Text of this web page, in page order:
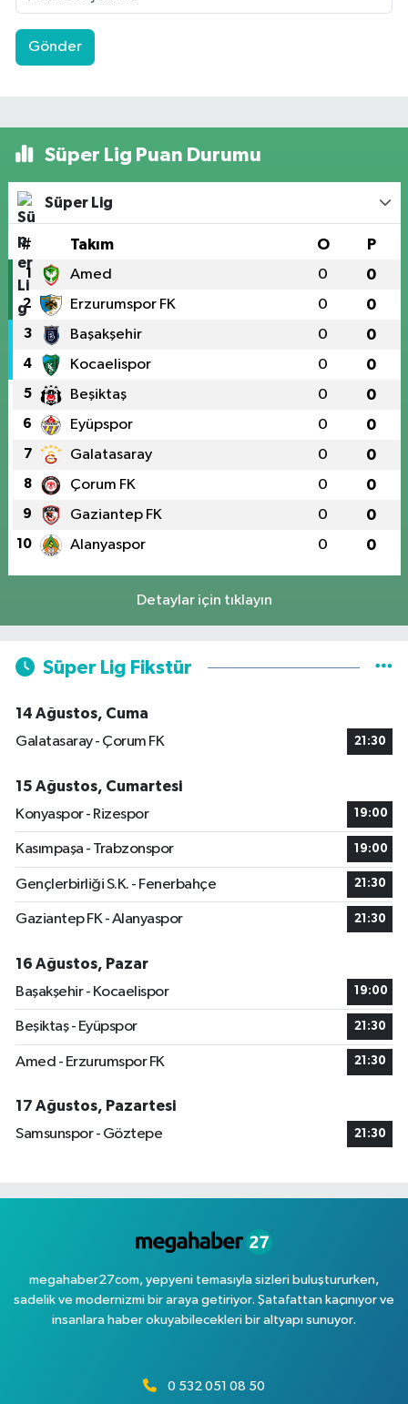
Gönder
Süper Lig Puan Durumu
Süper Lig
# Takım O P
1 Amed 0 0
2 Erzurumspor FK 0 0
3 Başakşehir 0 0
4 Kocaelispor 0 0
5 Beşiktaş 0 0
6 Eyüpspor 0 0
7 Galatasaray 0 0
8 Çorum FK 0 0
9 Gaziantep FK 0 0
10 Alanyaspor 0 0
Detaylar için tıklayın
Süper Lig Fikstür
14 Ağustos, Cuma
Galatasaray - Çorum FK
21:30
15 Ağustos, Cumartesi
Konyaspor - Rizespor
19:00
Kasımpaşa - Trabzonspor 19:00
Gençlerbirliği S.K. - Fenerbahçe 21:30
Gaziantep FK - Alanyaspor 21:30
16 Ağustos, Pazar
Başakşehir - Kocaelispor
19:00
Beşiktaş - Eyüpspor 21:30
Amed - Erzurumspor FK 21:30
17 Ağustos, Pazartesi
Samsunspor - Göztepe
21:30
megahaber27com, yepyeni temasıyla sizleri buluştururken,
sadelik ve modernizmi bir araya getiriyor. Şatafattan kaçınıyor ve
insanlara haber okuyabilecekleri bir altyapı sunuyor.
0 532 051 08 50